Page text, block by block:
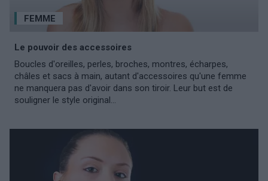
FEMME
Le pouvoir des accessoires
Boucles d'oreilles, perles, broches, montres, écharpes,
châles et sacs à main, autant d'accessoires qu'une femme
ne manquera pas d'avoir dans son tiroir. Leur but est de
souligner le style original...